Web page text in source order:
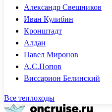
Александр Свешников
Иван Кулибин
Кронштадт
Алдан
Павел Миронов
А.С.Попов
Виссарион Белинский
Все теплоходы